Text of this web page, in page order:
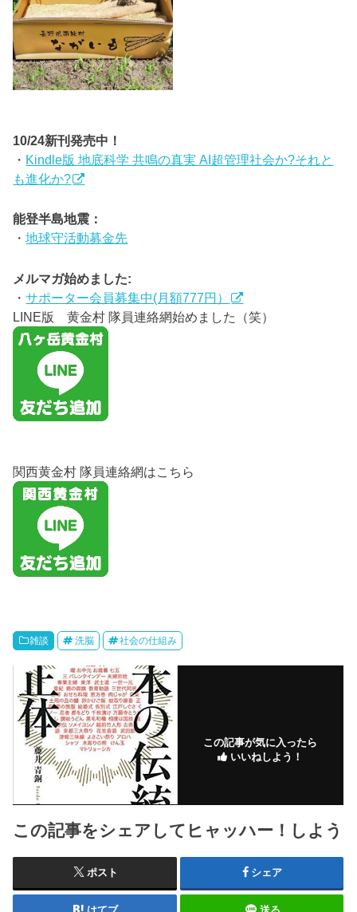
10/24新刊発売中！
・ Kindle版 地底科学 共鳴の真実 AI超管理社会か?それと
も進化か?
能登半島地震：
・地球守活動募金先
メルマガ始めました:
・サポーター会員募集中(月額777円）
LINE版 黄金村 隊員連絡網始めました（笑）
関西黄金村 隊員連絡網はこちら
雑談 洗脳 社会の仕組み
この記事が気に入ったら
いいねしよう！
この記事をシェアしてヒャッハー！しよう
ポスト シェア